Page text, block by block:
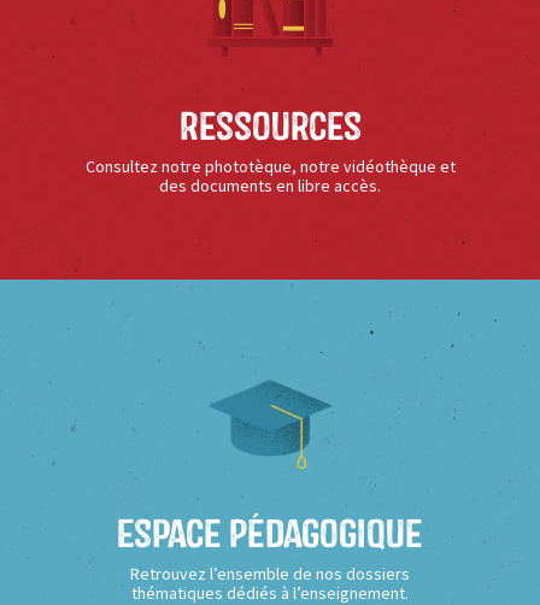
Ressources
Consultez notre phototèque, notre vidéothèque et
des documents en libre accès.
Espace Pédagogique
Retrouvez l’ensemble de nos dossiers
thématiques dédiés à l’enseignement.